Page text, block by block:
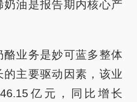
奶油是报告期内核心产
酪业务是妙可蓝多整体
的主要驱动因素，该业
亿元，同比增长